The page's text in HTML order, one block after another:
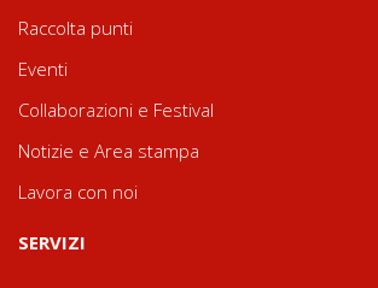
Raccolta punti
Eventi
Collaborazioni e Festival
Notizie e Area stampa
Lavora con noi
SERVIZI